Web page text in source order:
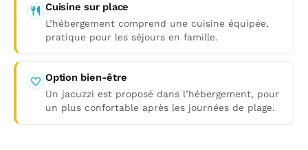
Cuisine sur place
L’hébergement comprend une cuisine équipée,
pratique pour les séjours en famille.
Option bien-être
Un jacuzzi est proposé dans l’hébergement, pour
un plus confortable après les journées de plage.